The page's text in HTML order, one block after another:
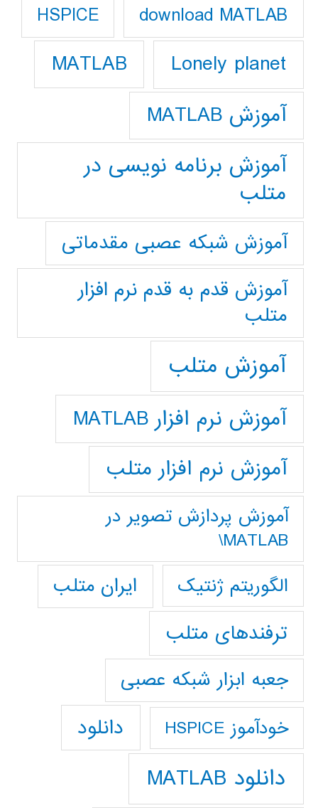
download MATLAB
HSPICE
Lonely planet
MATLAB
آموزش MATLAB
آموزش برنامه نویسی در
متلب
آموزش شبکه عصبی مقدماتی
آموزش قدم به قدم نرم افزار
متلب
آموزش متلب
آموزش نرم افزار MATLAB
آموزش نرم افزار متلب
آموزش پردازش تصوير در
MATLAB\
الگوریتم ژنتیک
ایران متلب
ترفندهای متلب
جعبه ابزار شبکه عصبی
خودآموز HSPICE دانلود
دانلود MATLAB